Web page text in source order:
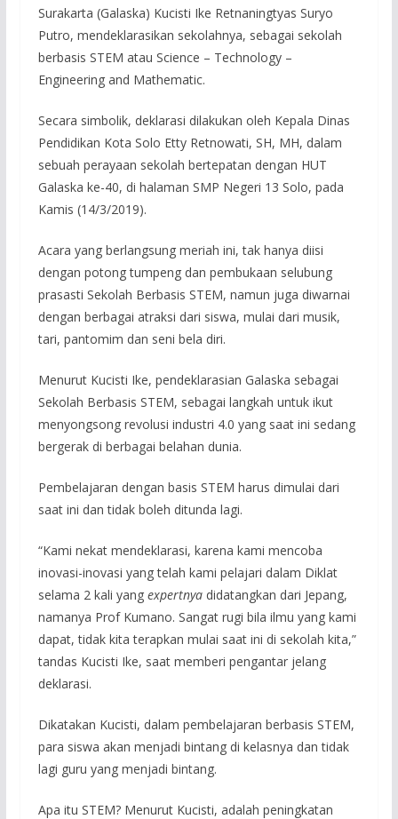
Surakarta (Galaska) Kucisti Ike Retnaningtyas Suryo
Putro, mendeklarasikan sekolahnya, sebagai sekolah
berbasis STEM atau Science – Technology –
Engineering and Mathematic.
Secara simbolik, deklarasi dilakukan oleh Kepala Dinas
Pendidikan Kota Solo Etty Retnowati, SH, MH, dalam
sebuah perayaan sekolah bertepatan dengan HUT
Galaska ke-40, di halaman SMP Negeri 13 Solo, pada
Kamis (14/3/2019).
Acara yang berlangsung meriah ini, tak hanya diisi
dengan potong tumpeng dan pembukaan selubung
prasasti Sekolah Berbasis STEM, namun juga diwarnai
dengan berbagai atraksi dari siswa, mulai dari musik,
tari, pantomim dan seni bela diri.
Menurut Kucisti Ike, pendeklarasian Galaska sebagai
Sekolah Berbasis STEM, sebagai langkah untuk ikut
menyongsong revolusi industri 4.0 yang saat ini sedang
bergerak di berbagai belahan dunia.
Pembelajaran dengan basis STEM harus dimulai dari
saat ini dan tidak boleh ditunda lagi.
“Kami nekat mendeklarasi, karena kami mencoba
inovasi-inovasi yang telah kami pelajari dalam Diklat
selama 2 kali yang expertnyadidatangkan dari Jepang,
namanya Prof Kumano. Sangat rugi bila ilmu yang kami
dapat, tidak kita terapkan mulai saat ini di sekolah kita,”
tandas Kucisti Ike, saat memberi pengantar jelang
deklarasi.
Dikatakan Kucisti, dalam pembelajaran berbasis STEM,
para siswa akan menjadi bintang di kelasnya dan tidak
lagi guru yang menjadi bintang.
Apa itu STEM? Menurut Kucisti, adalah peningkatan